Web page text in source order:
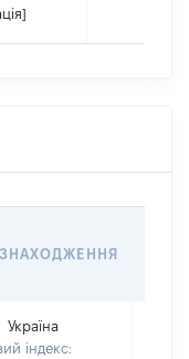
Україна
індекс: